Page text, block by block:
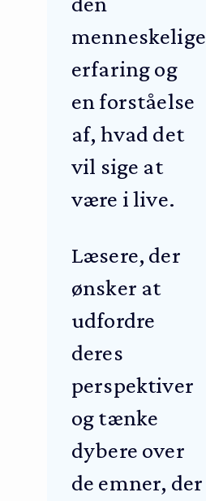
menneskelige
erfaring og
en forståelse
af, hvad det
vil sige at
være i live.
Læsere, der
ønsker at
udfordre
deres
perspektiver
og tænke
dybere over
de emner, der